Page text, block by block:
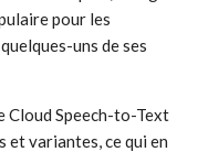
pour les
uns de ses
Cloud Speech-to-Text
et variantes, ce qui en